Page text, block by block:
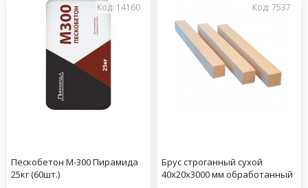
Код: 14160
Пескобетон М-300 Пирамида
25кг (60шт.)
Код: 7537
Брус строганный сухой
40х20х3000 мм обработанный